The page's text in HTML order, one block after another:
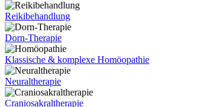
Reikibehandlung
Dorn-Therapie
Klassische & komplexe Homöopathie
Neuraltherapie
Craniosakraltherapie